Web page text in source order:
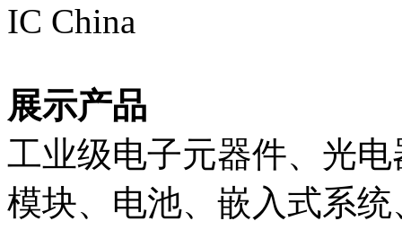
IC China
展示产品
工业级电子元器件、光
模块、电池、嵌入式系